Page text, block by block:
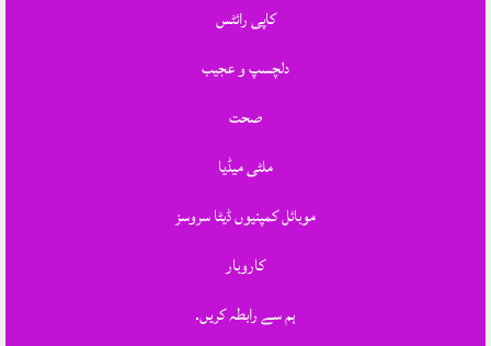
کاپی رائٹس
دلچسپ و عجیب
صحت
ملٹی میڈیا
موبائل کمپنیوں ڈیٹا سروسز
کاروبار
ہم سے رابطہ کریں.